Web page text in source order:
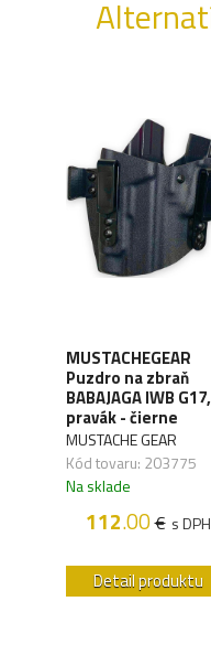
MUSTACHEGEAR
Puzdro na zbraň
BABAJAGA IWB G17,
pravák - čierne
MUSTACHE GEAR
Kód tovaru: 203775
Na sklade
112.00€ s DPH
Detail produktu